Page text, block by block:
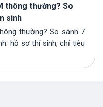
thông thường? So
sinh
thường? So sánh 7
hồ sơ thí sinh, chỉ tiêu